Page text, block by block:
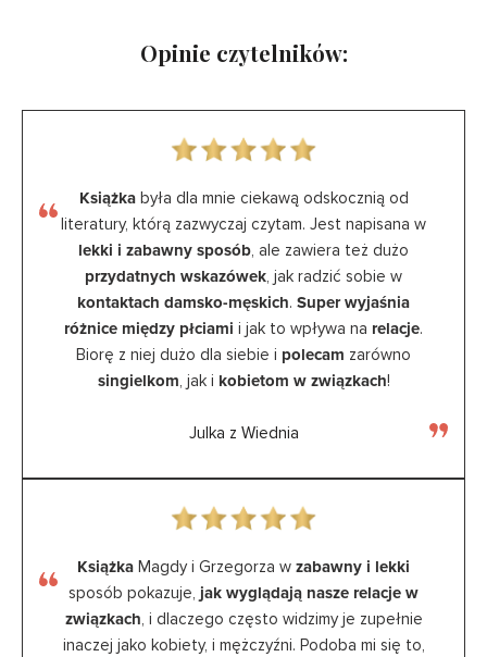
Opinie czytelników:
Książkabyła dla mnie ciekawą odskocznią od
literatury, którą zazwyczaj czytam. Jest napisana w
lekki i zabawny sposób, ale zawiera też dużo
przydatnych wskazówek, jak radzić sobie w
kontaktach damsko-męskich. Super wyjaśnia
różnice między płciami i jak to wpływa na relacje.
Biorę z niej dużo dla siebie i polecam zarówno
singielkom, jak i kobietom w związkach!
Julka z Wiednia
Książka Magdy i Grzegorza w zabawny i lekki
sposób pokazuje, jak wyglądają nasze relacje w
związkach, i dlaczego często widzimy je zupełnie
inaczej jako kobiety, i mężczyźni. Podoba mi się to,